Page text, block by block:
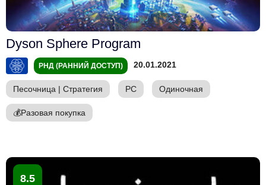
Dyson Sphere Program
РНД (РАННИЙ ДОСТУП) 20.01.2021
Песочница | Стратегия PC Одиночная
💰Разовая покупка
8.5